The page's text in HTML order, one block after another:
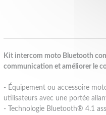
Kit intercom moto Bluetooth
communication et améliorer le
- Équipement ou accessoire
utilisateurs avec une portée
- Technologie Bluetooth® 4.1